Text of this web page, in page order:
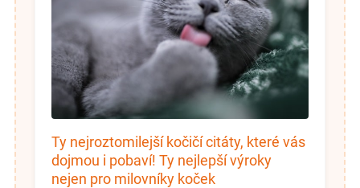
Ty nejroztomilejší kočičí citáty, které vás
dojmou i pobaví! Ty nejlepší výroky
nejen pro milovníky koček